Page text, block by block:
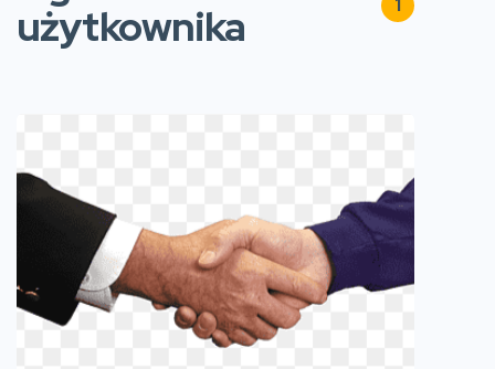
użytkownika 1